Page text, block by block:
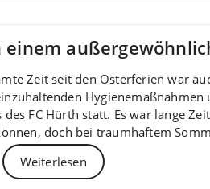
Zeit seit den Osterferien war
des FC Hürth statt. Es war lange
doch bei traumhaftem
Weiterlesen